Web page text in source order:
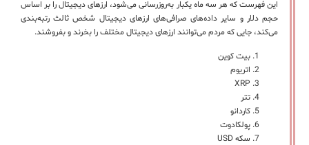
این فهرست که هر سه ماه یکبار به‌روزرسانی می‌شود، ارزهای دیجیتال را بر اساس
حجم دلار و سایر داده‌های صرافی‌های ارزهای دیجیتال شخص ثالث رتبه‌بندی
می‌کند، جایی که مردم می‌توانند ارزهای دیجیتال مختلف را بخرند و بفروشند.
بیت کوین
اتریوم
XRP
تتر
کاردانو
پولکادوت
سکه USD